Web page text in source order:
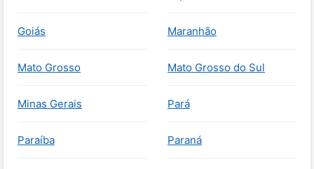
Goiás Maranhão
Mato Grosso Mato Grosso do Sul
Minas Gerais Pará
Paraíba Paraná